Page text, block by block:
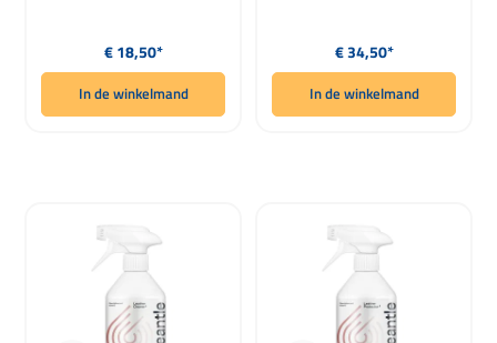
Normale prijs:
€ 18,50*
In de winkelmand
Normale prijs:
€ 34,50*
In de winkelmand